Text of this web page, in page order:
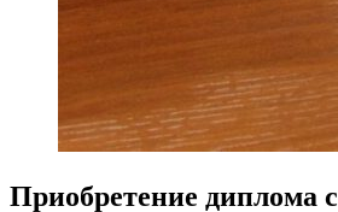
Приобретение диплома с